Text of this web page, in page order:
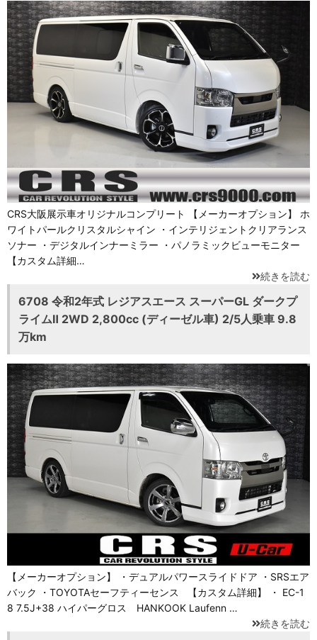
CRS大阪展示車オリジナルコンプリート 【メーカーオプション】 ホ
ワイトパールクリスタルシャイン ・インテリジェントクリアランス
ソナー ・デジタルインナーミラー ・パノラミックビューモニター
【カスタム詳細…
続きを読む
6708 令和2年式 レジアスエース スーパーGL ダークプ
ライムⅡ 2WD 2,800cc (ディーゼル車) 2/5人乗車 9.8
万km
【メーカーオプション】 ・デュアルパワースライドドア ・SRSエア
バック ・TOYOTAセーフティーセンス 【カスタム詳細】 ・ EC-1
8 7.5J+38 ハイパーグロス HANKOOK Laufenn …
続きを読む